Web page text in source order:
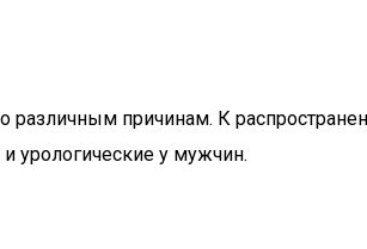
причинам. К
урологические у мужчин.